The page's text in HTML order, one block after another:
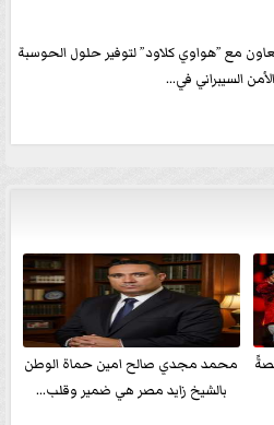
مع ”هواوي كلاود” لتوفير حلول الحوسبة
السيبراني في...
محمد مجدي صالح امين حماة الوطن
بالشيخ زايد مصر هي ضمير وقلب...